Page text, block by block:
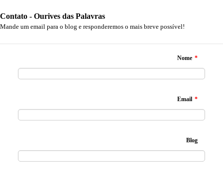
Contato - Ourives das Palavras
Mande um email para o blog e responderemos o mais breve possível!
Nome *
Email *
Blog